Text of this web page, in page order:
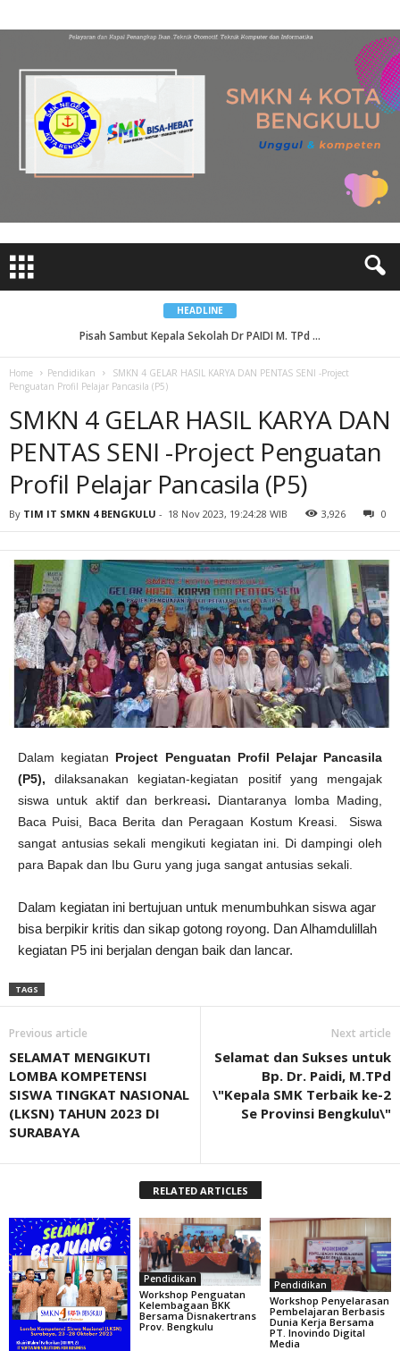
HEADLINE
Pisah Sambut Kepala Sekolah Dr PAIDI M. TPd ...
Home Pendidikan
SMKN 4 GELAR HASIL KARYA DAN PENTAS SENI -Project
Penguatan Profil Pelajar Pancasila (P5)
SMKN 4 GELAR HASIL KARYA DAN
PENTAS SENI -Project Penguatan
Profil Pelajar Pancasila (P5)
By TIM IT SMKN 4 BENGKULU - 18 Nov 2023, 19:24:28 WIB 3,926 0
Dalam kegiatan Project Penguatan Profil Pelajar Pancasila
(P5),dilaksanakan kegiatan-kegiatan positif yang mengajak
siswa untuk aktif dan berkreasi. Diantaranya lomba
Mading,
Baca Puisi, Baca Berita dan Peragaan Kostum Kreasi. Siswa
sangat antusias sekali mengikuti kegiatan ini. Di dampingi oleh
para Bapak dan Ibu Guru yang juga sangat antusias sekali.
Dalam kegiatan ini bertujuan untuk menumbuhkan siswa agar
bisa berpikir kritis dan sikap gotong royong. Dan Alhamdulillah
kegiatan P5 ini berjalan dengan baik dan lancar.
TAGS
Previous article
SELAMAT MENGIKUTI
LOMBA KOMPETENSI
SISWA TINGKAT NASIONAL
(LKSN) TAHUN 2023 DI
SURABAYA
Next article
Selamat dan Sukses untuk
Bp. Dr. Paidi, M.TPd
\"Kepala SMK Terbaik ke-2
Se Provinsi Bengkulu\"
RELATED ARTICLES
Pendidikan
Workshop Penguatan
Kelembagaan BKK
Bersama Disnakertrans
Prov. Bengkulu
Pendidikan
Workshop Penyelarasan
Pembelajaran Berbasis
Dunia Kerja Bersama
PT. Inovindo Digital
Media